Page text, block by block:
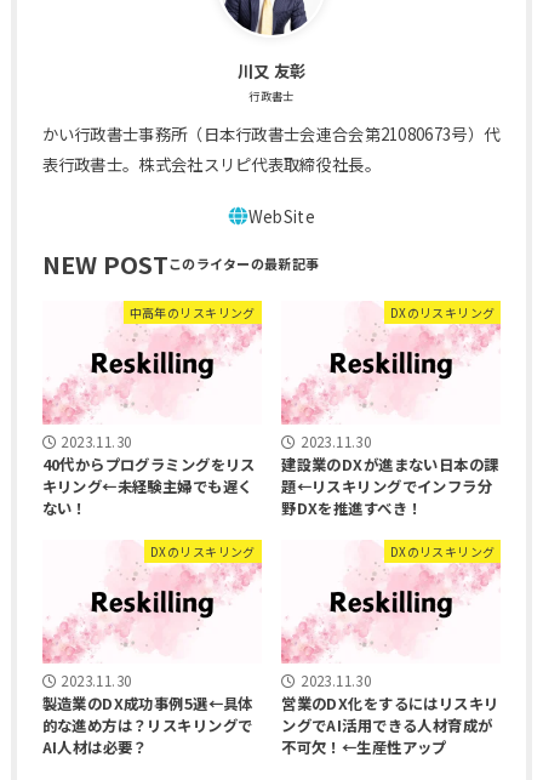
川又 友彰
行政書士
かい行政書士事務所（日本行政書士会連合会第21080673号）代
表行政書士。株式会社スリピ代表取締役社長。
NEW POST
中高年のリスキリング
2023.11.30
40代からプログラミングをリス
キリング←未経験主婦でも遅く
ない！
DXのリスキリング
2023.11.30
建設業のDXが進まない日本の課
題←リスキリングでインフラ分
野DXを推進すべき！
DXのリスキリング
2023.11.30
製造業のDX成功事例5選←具体
的な進め方は？リスキリングで
AI人材は必要？
DXのリスキリング
2023.11.30
営業のDX化をするにはリスキリ
ングでAI活用できる人材育成が
不可欠！←生産性アップ